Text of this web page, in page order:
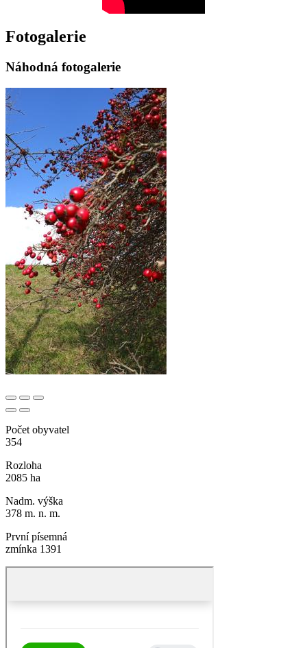
Fotogalerie
Náhodná fotogalerie
Počet obyvatel
354
Rozloha
2085 ha
Nadm. výška
378 m. n. m.
První písemná
zmínka 1391